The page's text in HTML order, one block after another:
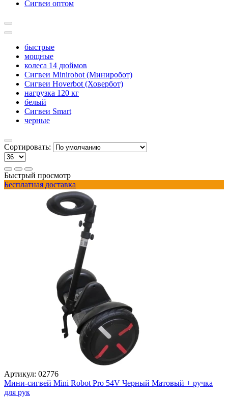
Сигвеи оптом
быстрые
мощные
колеса 14 дюймов
Сигвеи Minirobot (Миниробот)
Сигвеи Hoverbot (Ховербот)
нагрузка 120 кг
белый
Сигвеи Smart
черные
Сортировать:
Быстрый просмотр
Бесплатная доставка
Артикул: 02776
Мини-сигвей Mini Robot Pro 54V Черный Матовый + ручка
для рук